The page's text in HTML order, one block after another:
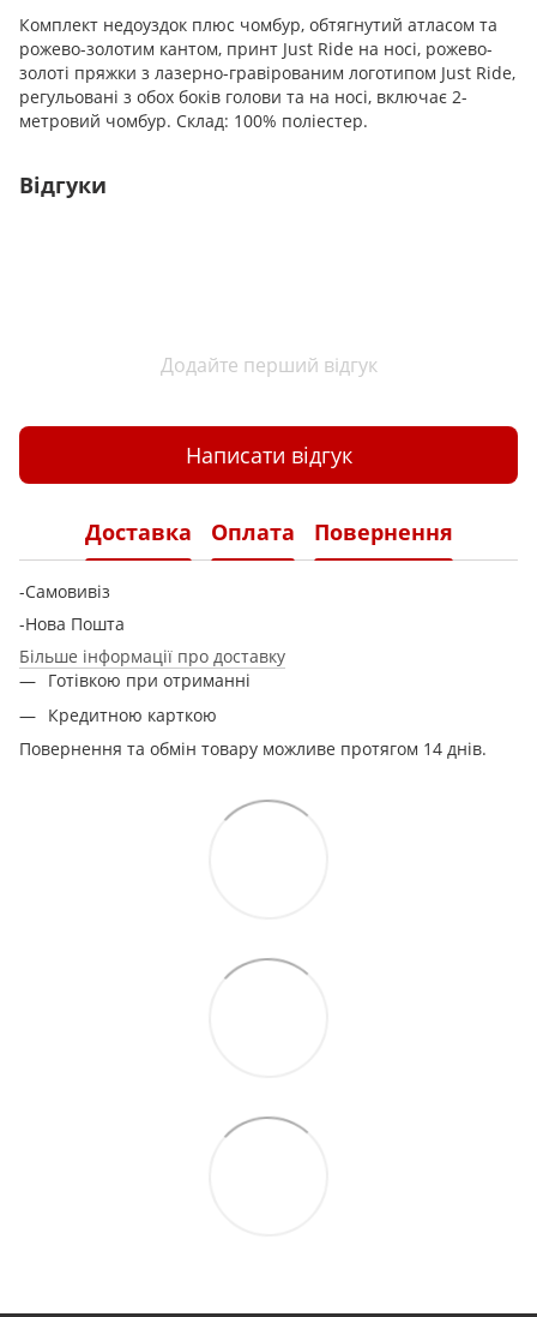
Комплект недоуздок плюс чомбур, обтягнутий атласом та
рожево-золотим кантом, принт Just Ride на носі, рожево-
золоті пряжки з лазерно-гравірованим логотипом Just Ride,
регульовані з обох боків голови та на носі, включає 2-
метровий чомбур. Склад: 100% поліестер.
Відгуки
Додайте перший відгук
Написати відгук
Доставка Оплата Повернення
-Самовивіз
-Нова Пошта
Більше інформації про доставку
Готівкою при отриманні
Кредитною карткою
Повернення та обмін товару можливе протягом 14 днів.